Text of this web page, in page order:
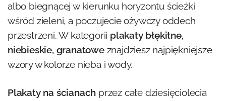
albo biegnącej w kierunku horyzontu ścieżki
wśród zieleni, a poczujecie ożywczy oddech
przestrzeni. W kategorii plakaty błękitne,
niebieskie, granatoweznajdziesz najpiękniejsze
wzory w kolorze nieba i wody.
Plakaty na ścianach przez całe dziesięciolecia